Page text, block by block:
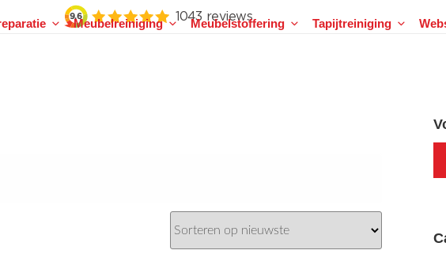
Meubelreiniging Meubelstoffering Tapijtreiniging